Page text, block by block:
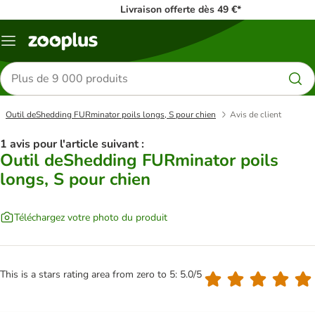
Livraison offerte dès 49 €*
Menu
Rechercher
des
produits
Outil deShedding FURminator poils longs, S pour chien Avis de client
1 avis pour l'article suivant :
Outil deShedding FURminator poils
longs, S pour chien
Téléchargez votre photo du produit
This is a stars rating area from zero to 5: 5.0/5